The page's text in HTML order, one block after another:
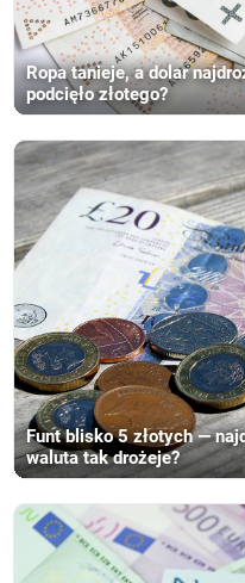
Ropa tanieje, a dolar
podcięło złotego?
Funt blisko 5 złotych —
waluta tak drożeje?